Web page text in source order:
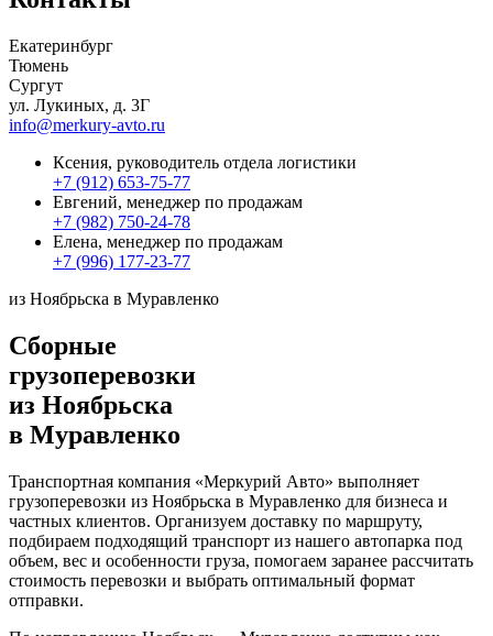
Екатеринбург
Тюмень
Сургут
ул. Лукиных, д. 3Г
info@merkury-avto.ru
Ксения, руководитель отдела логистики
+7 (912) 653-75-77
Евгений, менеджер по продажам
+7 (982) 750-24-78
Елена, менеджер по продажам
+7 (996) 177-23-77
из Ноябрьска в Муравленко
Сборные
грузоперевозки
из Ноябрьска
в Муравленко
Транспортная компания «Меркурий Авто» выполняет
грузоперевозки из Ноябрьска в Муравленко для бизнеса и
частных клиентов. Организуем доставку по маршруту,
подбираем подходящий транспорт из нашего автопарка под
объем, вес и особенности груза, помогаем заранее рассчитать
стоимость перевозки и выбрать оптимальный формат
отправки.